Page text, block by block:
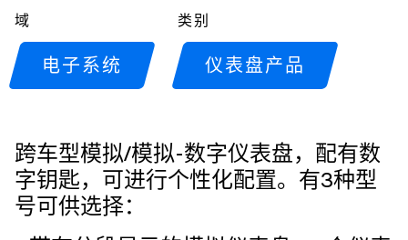
域
电子系统
类别
仪表盘产品
跨车型模拟/模拟-数字仪表盘，配有数
字钥匙，可进行个性化配置。有3种型
号可供选择：